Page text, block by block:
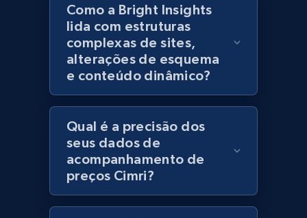
Lazada - Products
URL, Title, Rating, Reviews, Initial price, Final
price, Currency, Stock, and more.
991+ 165+ Comece agora
Lazada - Products - Discover products by
keyword
Como a Bright Insights
lida com estruturas
complexas de sites,
alterações de esquema
e conteúdo dinâmico?
Qual é a precisão dos
seus dados de
acompanhamento de
preços Cimri?